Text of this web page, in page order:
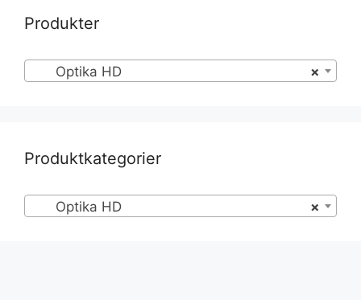
Produkter
×
Optika HD
Produktkategorier
×
Optika HD